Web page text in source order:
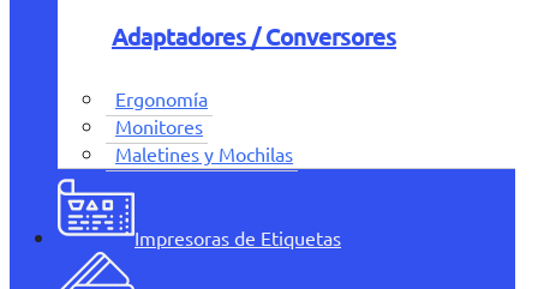
Adaptadores / Conversores
Ergonomía
Monitores
Maletines y Mochilas
Impresoras de Etiquetas